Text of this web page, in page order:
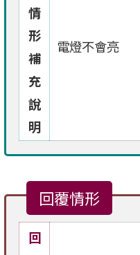
情
形
補
充
說
明
電燈不會亮
回覆情形
回